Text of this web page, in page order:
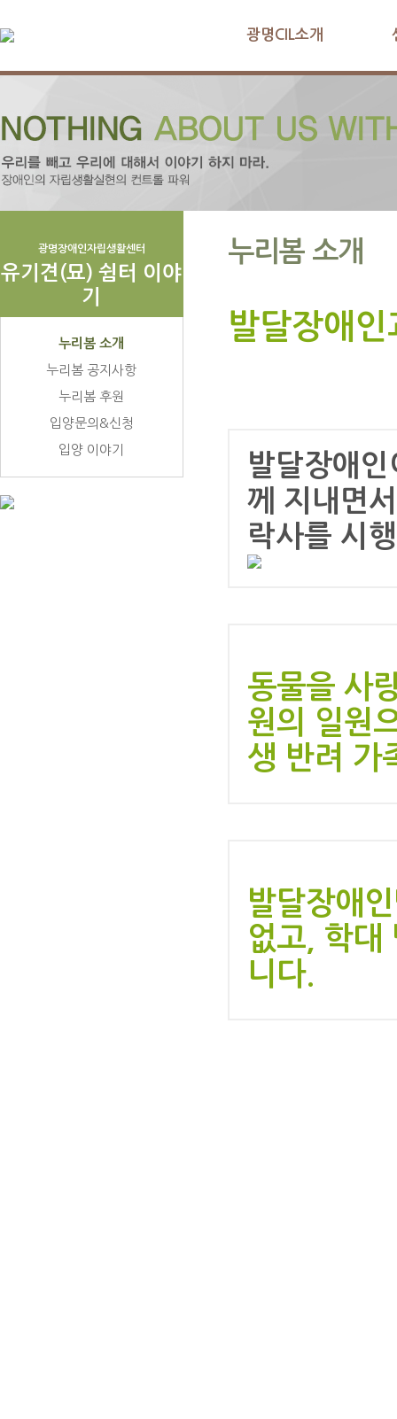
광명CIL소개
광명장애인자립생활센터
유기견(묘) 쉼터 이야
기
누리봄 소개
누리봄 공지사항
누리봄 후원
입양문의&신청
입양 이야기
누리봄 소개
발달장애
발달장애
께 지내면
락사를 시
동물을 사
원의 일원
생 반려 가
발달장애
없고, 학대
니다.